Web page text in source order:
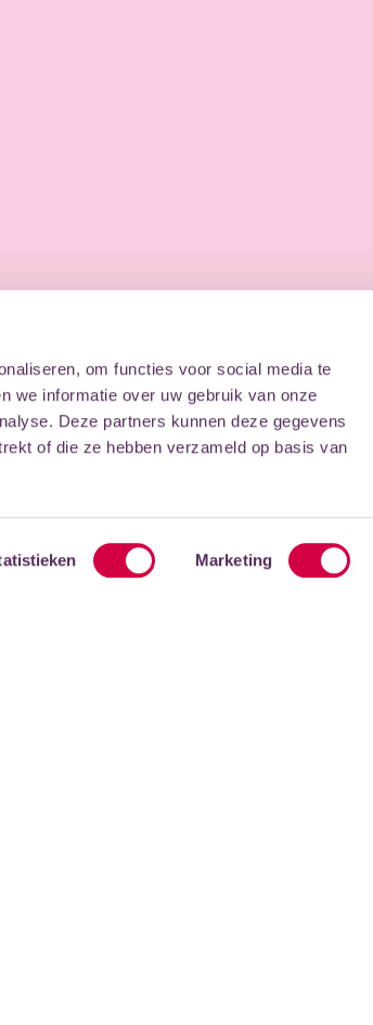
om functies voor social media te
we informatie over uw gebruik van onze
Deze partners kunnen deze gegevens
of die ze hebben verzameld op basis van
Marketing